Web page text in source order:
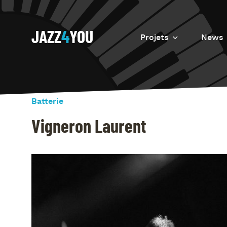
JAZZ4YOU Projets
Introduction
Resurrection
News
Batterie
Vigneron Laurent